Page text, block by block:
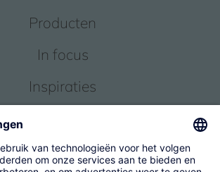
Producten
In focus
Inspiraties
Over ons